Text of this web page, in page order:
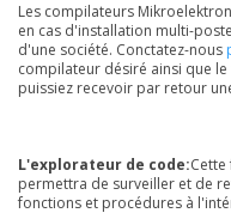
Les compilateurs
en cas d'installation multi-
d'une société. Conctatez-nous
compilateur désiré ainsi que
puissiez recevoir par retour
L'explorateur de code:
permettra de surveiller et de
fonctions et procédures à